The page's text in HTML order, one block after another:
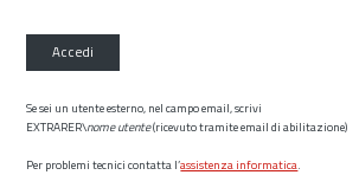
Accedi
Se sei un utente esterno, nel campo email, scrivi
EXTRARER\nome utente(ricevuto tramite email di abilitazione)
Per problemi tecnici contatta l’assistenza informatica.